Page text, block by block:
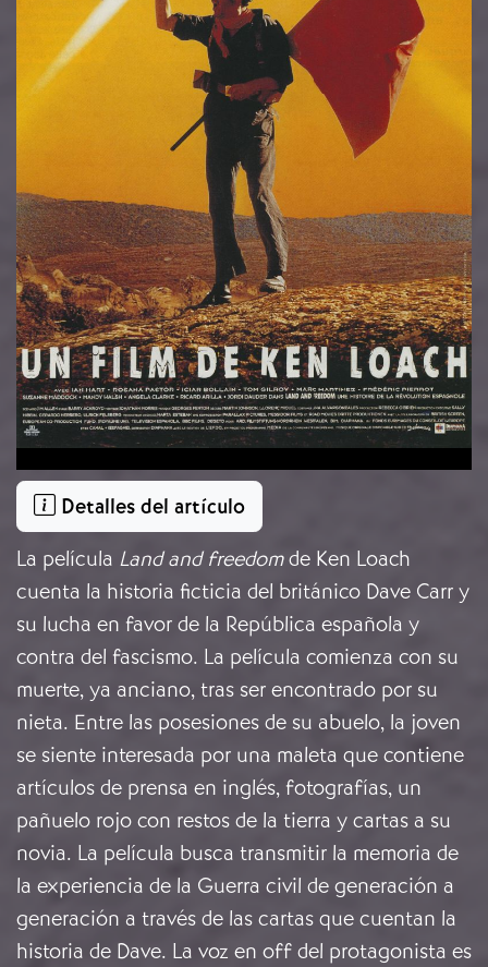
Detalles del artículo
La película Land and freedomde Ken Loach
cuenta la historia ficticia del británico Dave Carr y
su lucha en favor de la República española y
contra del fascismo. La película comienza con su
muerte, ya anciano, tras ser encontrado por su
nieta. Entre las posesiones de su abuelo, la joven
se siente interesada por una maleta que contiene
artículos de prensa en inglés, fotografías, un
pañuelo rojo con restos de la tierra y cartas a su
novia. La película busca transmitir la memoria de
la experiencia de la Guerra civil de generación a
generación a través de las cartas que cuentan la
historia de Dave. La voz en off del protagonista es